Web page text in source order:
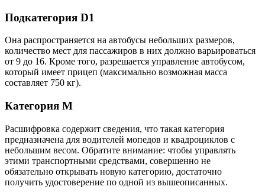
Подкатегория D1
Она распространяется на автобусы небольших размеров,
количество мест для пассажиров в них должно варьироваться
от 9 до 16. Кроме того, разрешается управление автобусом,
который имеет прицеп (максимально возможная масса
составляет 750 кг).
Категория M
Расшифровка содержит сведения, что такая категория
предназначена для водителей мопедов и квадроциклов с
небольшим весом. Обратите внимание: чтобы управлять
этими транспортными средствами, совершенно не
обязательно открывать новую категорию, достаточно
получить удостоверение по одной из вышеописанных.